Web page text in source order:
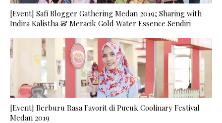
[Event] Safi Blogger Gathering Medan 2019; Sharing with
Indira Kalistha & Meracik Gold Water Essence Sendiri
[Event] Berburu Rasa Favorit di Pucuk Coolinary Festival
Medan 2019